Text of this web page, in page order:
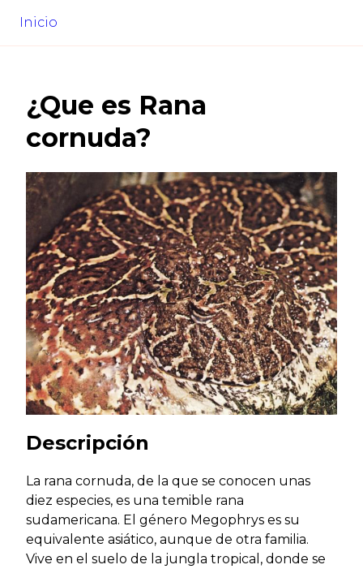
Inicio
¿Que es Rana
cornuda?
Descripción
La rana cornuda, de la que se conocen unas
diez especies, es una temible rana
sudamericana. El género Megophrys es su
equivalente asiático, aunque de otra familia.
Vive en el suelo de la jungla tropical, donde se